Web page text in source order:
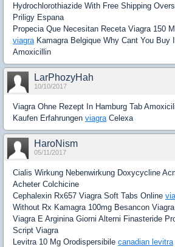
Hydrochlorothiazide With Free Shipping
Priligy Espana
Propecia Que Necesitan Receta Viagra 150
viagra Kamagra Belgique Why Cant You Buy
Amoxicillin
LarPhozyHah
10/10/2017
Viagra Ohne Rezept In Hamburg Tab
Kaufen Erfahrungen viagra Celexa
HaroNism
05/11/2017
Cialis Wirkung Nebenwirkung Doxycycline
Acheter Colchicine
Cephalexin Rx657 Viagra Soft Tabs Online
Without Rx Kamagra 100mg Besancon
Viagra E Arginina Giorni Alterni Finasteride
Script Viagra
Levitra 10 Mg Orodispersibile canadian levitra